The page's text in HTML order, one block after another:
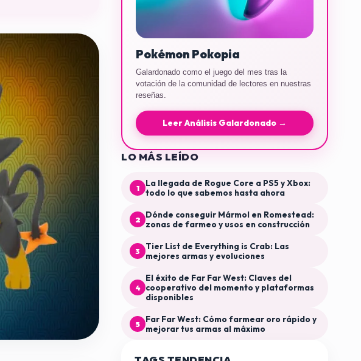
Pokémon Pokopia
Galardonado como el juego del mes tras la
votación de la comunidad de lectores en nuestras
reseñas.
Leer Análisis Galardonado →
LO MÁS LEÍDO
1
La llegada de Rogue Core a PS5 y Xbox:
todo lo que sabemos hasta ahora
2
Dónde conseguir Mármol en Romestead:
zonas de farmeo y usos en construcción
3
Tier List de Everything is Crab: Las
mejores armas y evoluciones
4
El éxito de Far Far West: Claves del
cooperativo del momento y plataformas
disponibles
5
Far Far West: Cómo farmear oro rápido y
mejorar tus armas al máximo